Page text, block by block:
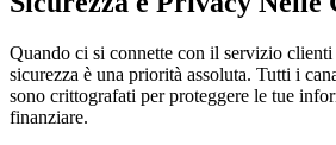
Quando ci si connette con il servizio
sicurezza è una priorità assoluta. Tutti i
sono crittografati per proteggere le tue
finanziare.